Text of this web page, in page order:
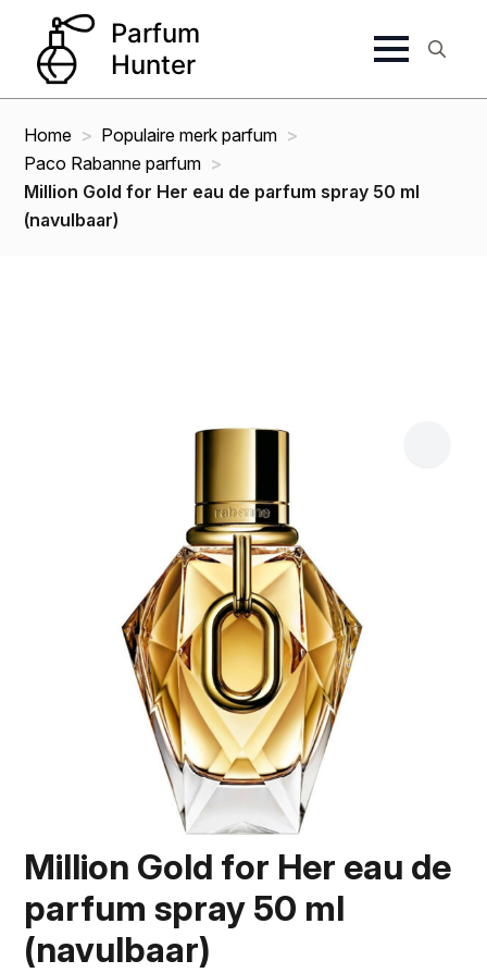
Home
Populaire merk parfum
Paco Rabanne parfum
Million Gold for Her eau de parfum spray 50 ml
(navulbaar)
Million Gold for Her eau de
parfum spray 50 ml
(navulbaar)